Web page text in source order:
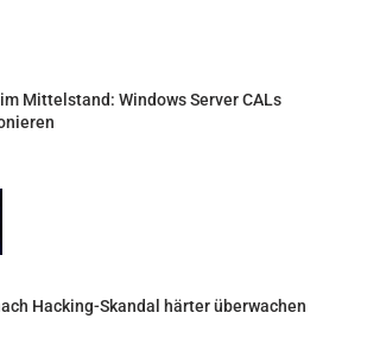
Mittelstand: Windows Server CALs
Hacking-Skandal härter überwachen